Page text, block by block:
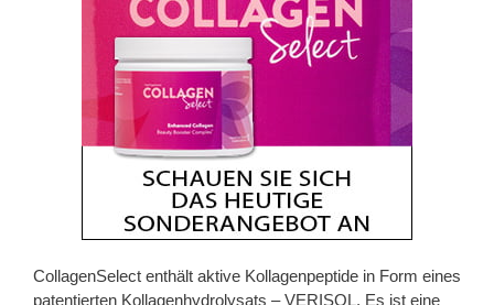
CollagenSelect enthält aktive Kollagenpeptide in Form eines
patentierten Kollagenhydrolysats – VERISOL. Es ist eine